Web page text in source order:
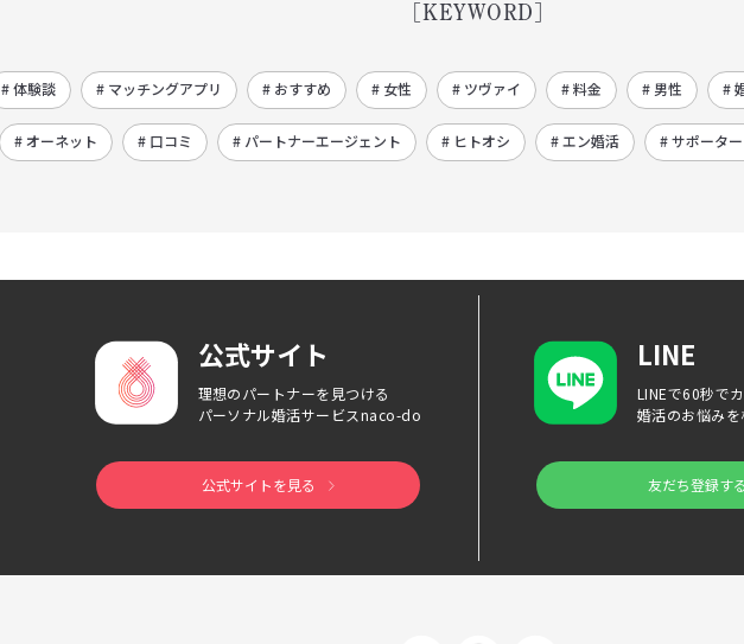
[KEYWORD]
# 体験談 # マッチングアプリ # おすすめ # 女性 # ツヴァイ # 料金 # 男性 #
# オーネット # 口コミ # パートナーエージェント # ヒトオシ # エン婚活 # サポータ
公式サイト
理想のパートナーを見つける
パーソナル婚活サービスnaco-do
公式サイトを見る
LINE
LINEで60秒で
婚活のお悩みを
友だち登録す